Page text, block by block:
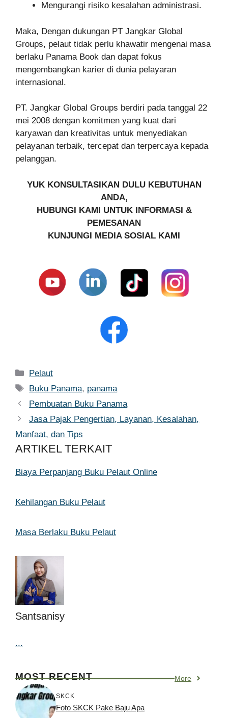
Mengurangi risiko kesalahan administrasi.
Maka, Dengan dukungan PT Jangkar Global
Groups, pelaut tidak perlu khawatir mengenai masa
berlaku Panama Book dan dapat fokus
mengembangkan karier di dunia pelayaran
internasional.
PT. Jangkar Global Groups berdiri pada tanggal 22
mei 2008 dengan komitmen yang kuat dari
karyawan dan kreativitas untuk menyediakan
pelayanan terbaik, tercepat dan terpercaya kepada
pelanggan.
YUK KONSULTASIKAN DULU KEBUTUHAN
ANDA,
HUBUNGI KAMI UNTUK INFORMASI &
PEMESANAN
KUNJUNGI MEDIA SOSIAL KAMI
Kategori
Pelaut
Tag
Buku Panama, panama
Pembuatan Buku Panama
Jasa Pajak Pengertian, Layanan, Kesalahan,
Manfaat, dan Tips
ARTIKEL TERKAIT
Biaya Perpanjang Buku Pelaut Online
Kehilangan Buku Pelaut
Masa Berlaku Buku Pelaut
Santsanisy
...
MOST RECENT More
SKCK
Foto SKCK Pake Baju Apa